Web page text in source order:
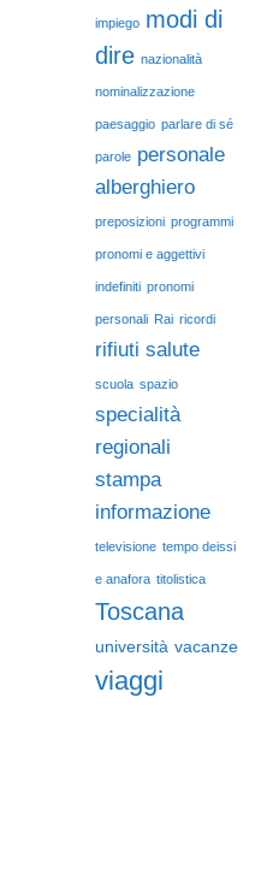
impiego modi di
dire nazionalità
nominalizzazione
paesaggio parlare di sé
parole personale
alberghiero
preposizioni programmi
pronomi e aggettivi
indefiniti pronomi
personali Rai ricordi
rifiuti salute
scuola spazio
specialità
regionali
stampa
informazione
televisione tempo deissi
e anafora titolistica
Toscana
università vacanze
viaggi